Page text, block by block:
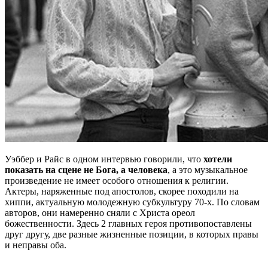
Уэббер и Райс в одном интервью говорили, что хотели
показать на сцене не Бога, а человека, а это музыкальное
произведение не имеет особого отношения к религии.
Актеры, наряженные под апостолов, скорее походили на
хиппи, актуальную молодежную субкультуру 70-х. По словам
авторов, они намеренно сняли с Христа ореол
божественности. Здесь 2 главных героя противопоставлены
друг другу, две разные жизненные позиции, в которых правы
и неправы оба.